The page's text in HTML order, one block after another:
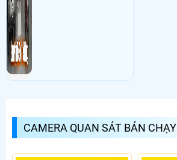
CAMERA QUAN SÁT BÁN CHẠY